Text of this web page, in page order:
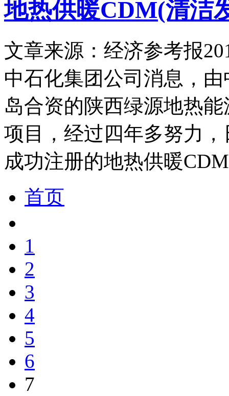
地热供暖CDM(清洁
文章来源：经济参考报
中石化集团公司消息，
岛合资的陕西绿源地热
项目，经过四年多努力
成功注册的地热供暖
首页
1
2
3
4
5
6
7